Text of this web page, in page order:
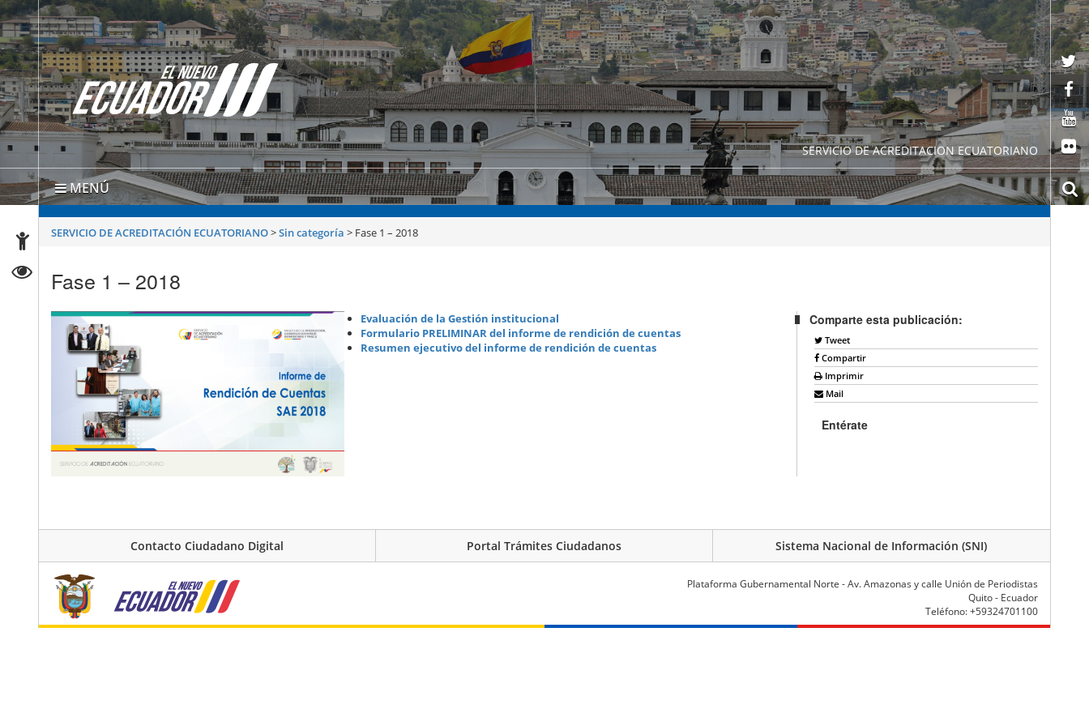
SERVICIO DE ACREDITACION ECUATORIANO
MENÚ
SERVICIO DE ACREDITACIÓN ECUATORIANO>Sin categoría > Fase 1 – 2018
Fase 1 – 2018
Evaluación de la Gestión institucional
Formulario PRELIMINAR del informe de rendición de cuentas
Resumen ejecutivo del informe de rendición de cuentas
Comparte esta publicación:
Tweet
Compartir
Imprimir
Mail
Entérate
Contacto Ciudadano Digital Portal Trámites Ciudadanos Sistema Nacional de Información (SNI)
Plataforma Gubernamental Norte - Av. Amazonas y calle Unión de Periodistas
Quito - Ecuador
Teléfono: +59324701100